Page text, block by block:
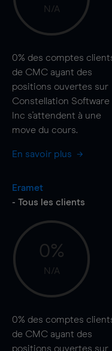
N/A
0% des comptes
de CMC ayant des
positions ouvertes sur
Constellation Software
Inc s'attendent à une
move du cours.
En savoir plus
Eramet
- Tous les clients
0%
N/A
0% des comptes
de CMC ayant des
positions ouvertes sur